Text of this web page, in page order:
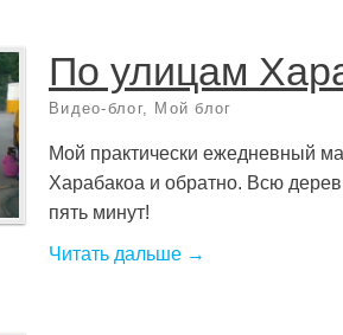
По улицам
Видео-блог, Мой блог
Мой практически ежедневный
Харабакоа и обратно. Всю
пять минут!
Читать дальше →